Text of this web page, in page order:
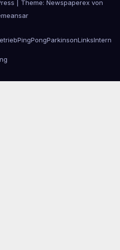
Theme: Newspaperex von
PingPongParkinsonLinksIntern